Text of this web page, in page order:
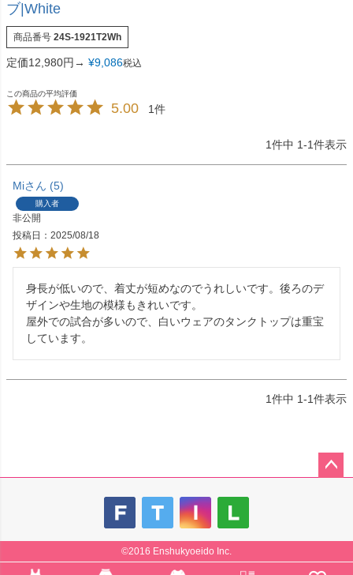
ブ|White
商品番号 24S-1921T2Wh
定価12,980円→ ¥9,086税込
5.00 1
1件中 1-1件表示
Mi 5
購入者
非公開
投稿日
2025/08/18
身長が低いので、着丈が短めなのでうれしいです。後ろのデ
ザインや生地の模様もきれいです。
屋外での試合が多いので、白いウェアのタンクトップは重宝
しています。
1件中 1-1件表示
©2016 Enshukyoeido Inc.